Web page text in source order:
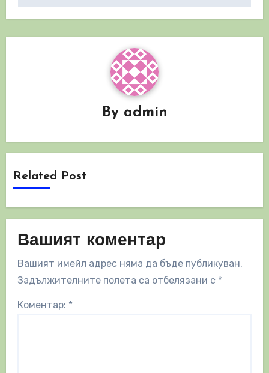
By admin
Related Post
Вашият коментар
Вашият имейл адрес няма да бъде публикуван.
Задължителните полета са отбелязани с *
Коментар: *